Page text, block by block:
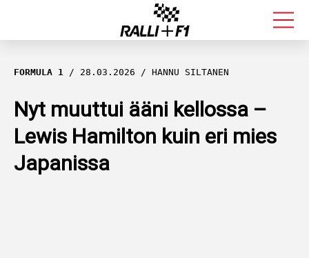
FORMULA 1
RALLI
KALLE ROVANPERÄ
VALTTERI BOTTAS
FORMULA 1 28.03.2026 HANNU SILTANEN
Nyt muuttui ääni kellossa –
Lewis Hamilton kuin eri mies
Japanissa